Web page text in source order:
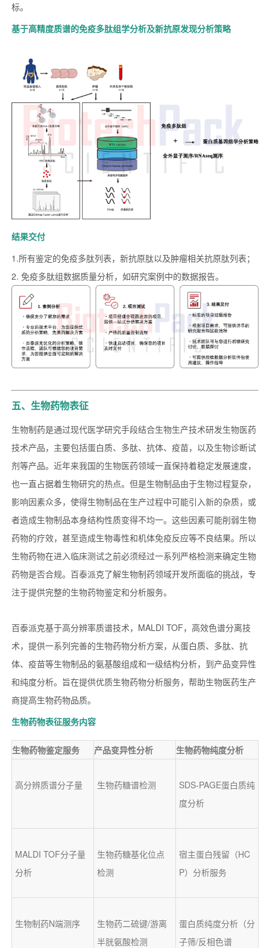
标。
基于高精度质谱的免疫多肽组学分析及新抗原发现分析策略
结果交付
1.所有鉴定的免疫多肽列表，新抗原肽以及肿瘤相关抗原肽列表；
2. 免疫多肽组数据质量分析，如研究案例中的数据报告。
五、生物药物表征
生物制药是通过现代医学研究手段结合生物生产技术研发生物医药
技术产品，主要包括蛋白质、多肽、抗体、疫苗，以及生物诊断试
剂等产品。近年来我国的生物医药领域一直保持着稳定发展速度，
也一直占据着生物研究的热点。但是生物制品由于生物过程复杂，
影响因素众多，使得生物制品在生产过程中可能引入新的杂质，或
者造成生物制品本身结构性质变得不均一。这些因素可能削弱生物
药物的疗效，甚至造成生物毒性和机体免疫反应等不良结果。所以
生物药物在进入临床测试之前必须经过一系列严格检测来确定生物
药物是否合规。百泰派克了解生物制药领域开发所面临的挑战，专
注于提供完整的生物药物鉴定和分析服务。
百泰派克基于高分辨率质谱技术，MALDI TOF，高效色谱分离技
术，提供一系列完善的生物药物分析方案，从蛋白质、多肽、抗
体、疫苗等生物制品的氨基酸组成和一级结构分析，到产品变异性
和纯度分析。旨在提供优质生物药物分析服务，帮助生物医药生产
商提高生物药物品质。
生物药物表征服务内容
生物药物鉴定服务 产品变异性分析 生物药物纯度分析
高分辨质谱分子量 生物药糖谱检测
SDS-PAGE蛋白质纯
度分析
MALDI TOF分子量
分析
生物药糖基化位点
检测
宿主蛋白残留（HC
P）分析服务
生物制药N端测序
生物药二硫键/游离
半胱氨酸检测
蛋白质纯度分析（分
子筛/反相色谱